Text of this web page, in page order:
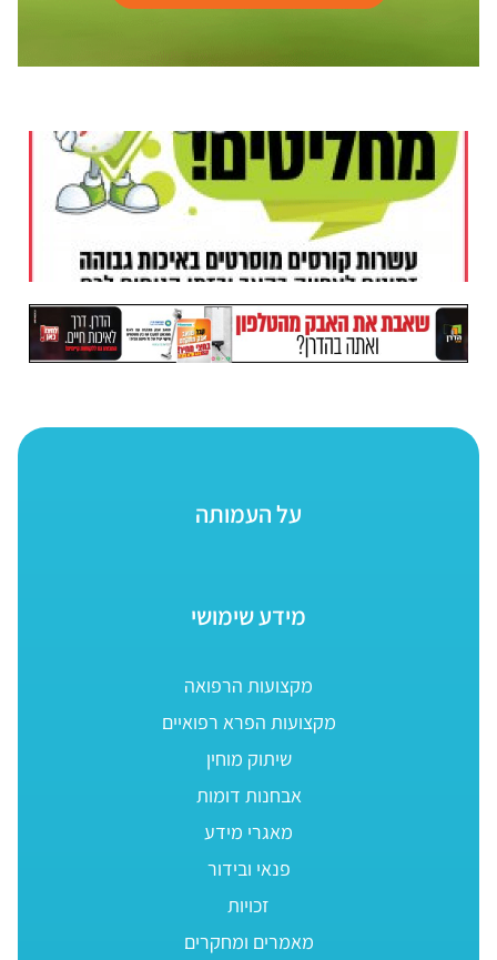
על העמותה
מידע שימושי
מקצועות הרפואה
מקצועות הפרא רפואיים
שיתוק מוחין
אבחנות דומות
מאגרי מידע
פנאי ובידור
זכויות
מאמרים ומחקרים